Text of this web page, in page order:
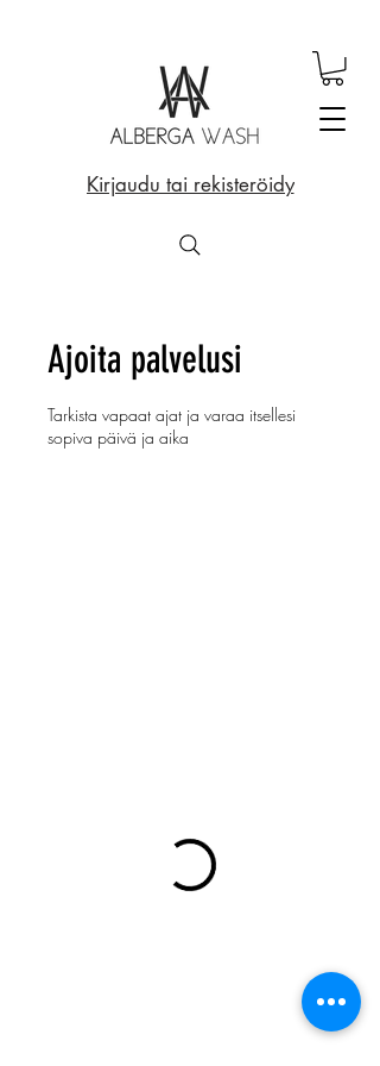
Kirjaudu tai rekisteröidy
Ajoita palvelusi
Tarkista vapaat ajat ja varaa itsellesi
sopiva päivä ja aika